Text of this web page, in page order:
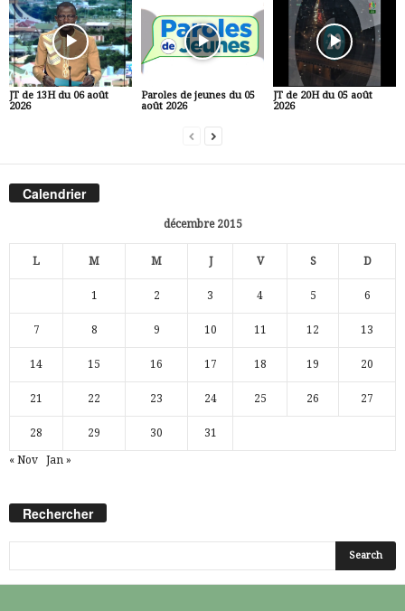
JT de 13H du 06 août
2026
Paroles de jeunes du 05
août 2026
JT de 20H du 05 août
2026
Calendrier
décembre 2015
L M M J V S D
1 2 3 4 5 6
7 8 9 10 11 12 13
14 15 16 17 18 19 20
21 22 23 24 25 26 27
28 29 30 31
« Nov Jan »
Rechercher